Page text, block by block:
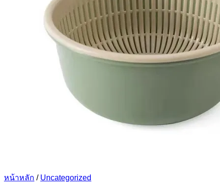
หน้าหลัก / Uncategorized